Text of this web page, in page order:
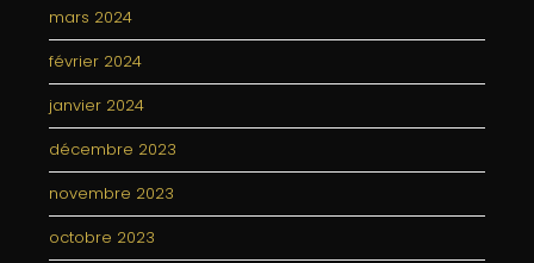
mars 2024
février 2024
janvier 2024
décembre 2023
novembre 2023
octobre 2023